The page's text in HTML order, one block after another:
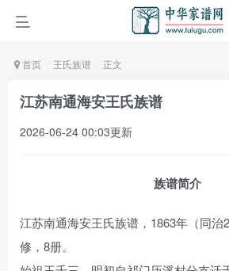
首页 王氏族谱 正文
江苏南通海安王氏族谱
2026-06-24 00:03更新
族谱简介
江苏南通海安王氏族谱，1863年（同治
修，8册。